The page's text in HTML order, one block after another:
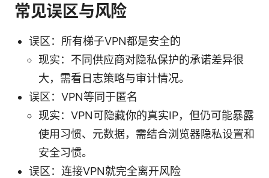
常见误区与风险
误区：所有梯子VPN都是安全的
现实：不同供应商对隐私保护的承诺差异很
大，需看日志策略与审计情况。
误区：VPN等同于匿名
现实：VPN可隐藏你的真实IP，但仍可能暴露
使用习惯、元数据，需结合浏览器隐私设置和
安全习惯。
误区：连接VPN就完全离开风险